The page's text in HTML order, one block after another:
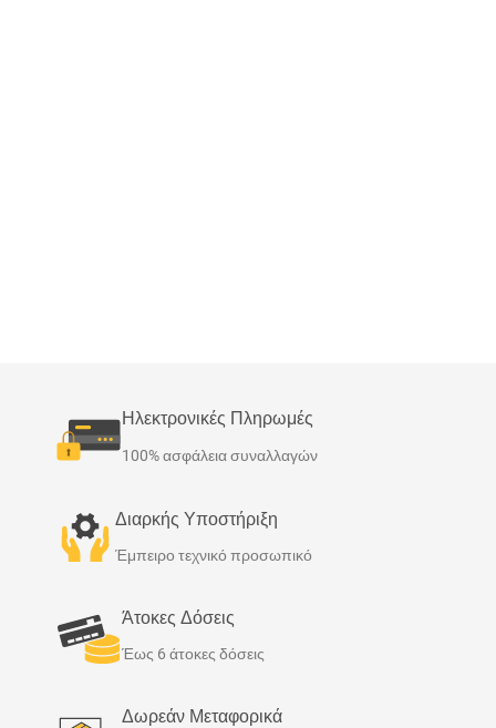
Ηλεκτρονικές Πληρωμές
100% ασφάλεια συναλλαγών
Διαρκής Υποστήριξη
Έμπειρο τεχνικό προσωπικό
Άτοκες Δόσεις
Έως 6 άτοκες δόσεις
Δωρεάν Μεταφορικά